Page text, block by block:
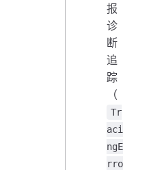
报
诊
断
追
踪
（
Tr
aci
ngE
rro